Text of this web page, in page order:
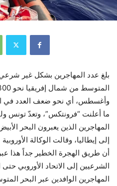
بلغ عدد المهاجرين بشكل غير شرعي
ما أعلنت “فرونتكس”، وتعدّ تونس
المهاجرين الذين يعبرون البحر
إلى إيطاليا، وقالت الوكالة
أن طريق الهجرة الخطير جداً هذا
الشرعيين إلى الاتحاد الأوروبي
المهاجرين الوافدين عبر البحر